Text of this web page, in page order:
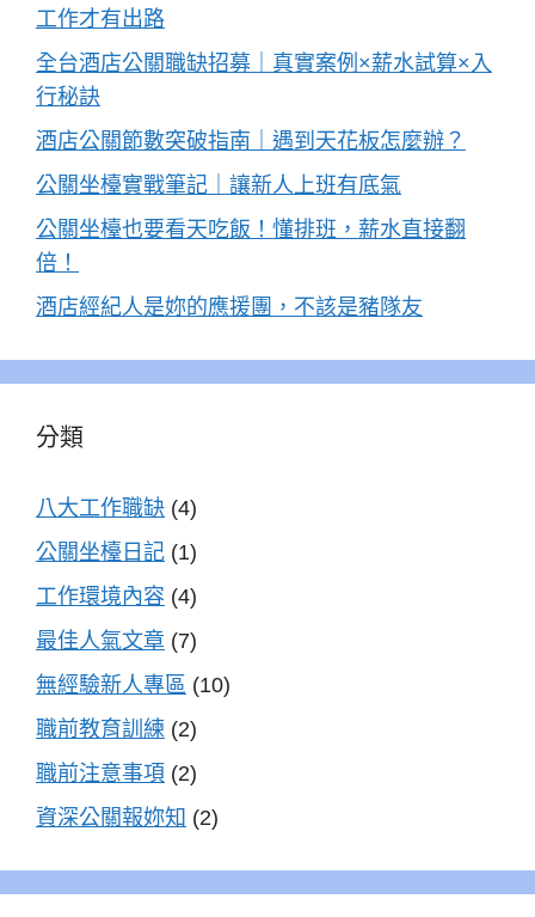
工作才有出路
全台酒店公關職缺招募｜真實案例×薪水試算×入
行秘訣
酒店公關節數突破指南｜遇到天花板怎麼辦？
公關坐檯實戰筆記｜讓新人上班有底氣
公關坐檯也要看天吃飯！懂排班，薪水直接翻
倍！
酒店經紀人是妳的應援團，不該是豬隊友
分類
八大工作職缺 (4)
公關坐檯日記 (1)
工作環境內容 (4)
最佳人氣文章 (7)
無經驗新人專區 (10)
職前教育訓練 (2)
職前注意事項 (2)
資深公關報妳知 (2)